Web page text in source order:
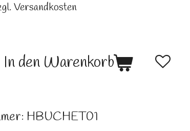
Versandkosten
In den Warenkorb
HBUCHET01